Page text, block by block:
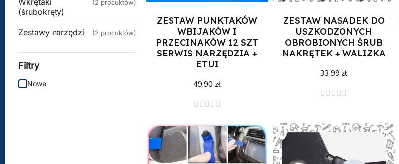
Wkrętaki
(śrubokręty)
(2 produktów)
Zestawy narzędzi (2 produktów)
Filtry
Nowe
ZESTAW PUNKTAKÓW
WBIJAKÓW I
PRZECINAKÓW 12 SZT
SERWIS NARZĘDZIA +
ETUI
49,90 zł
    
Dodaj do koszyka
ZESTAW NASADEK DO
USZKODZONYCH
OBROBIONYCH ŚRUB
NAKRĘTEK + WALIZKA
33,99 zł
    